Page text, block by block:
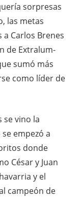
sorpresas
las metas
Carlos Brenes
de Extralum-
sumó más
como líder de
se vino la
empezó a
donde
César y Juan
y el
campeón de